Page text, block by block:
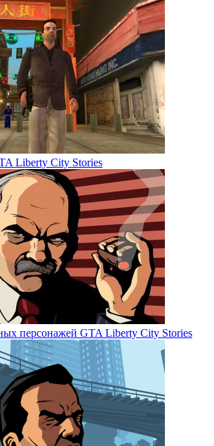
Liberty City Stories
персонажей GTA Liberty City Stories